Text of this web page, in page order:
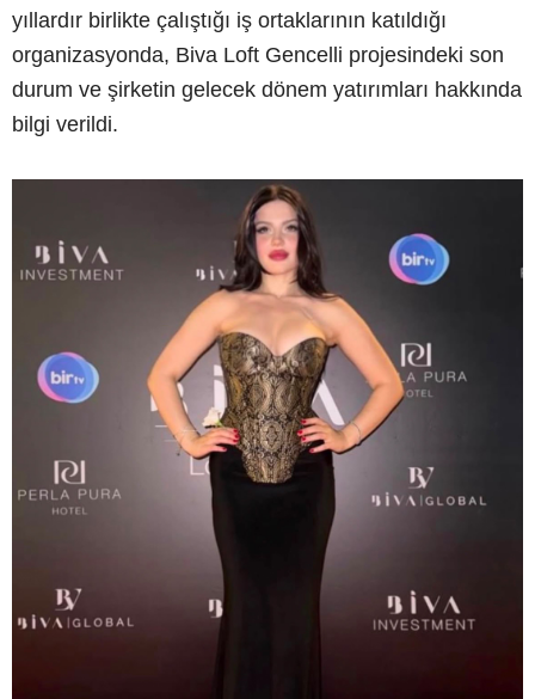
yıllardır birlikte çalıştığı iş ortaklarının katıldığı
organizasyonda, Biva Loft Gencelli projesindeki son
durum ve şirketin gelecek dönem yatırımları hakkında
bilgi verildi.